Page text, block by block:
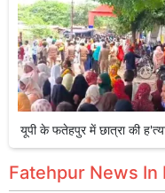
यूपी के फतेहपुर में छात्रा की
Fatehpur News In